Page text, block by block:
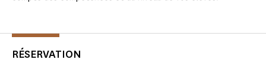
RÉSERVATION